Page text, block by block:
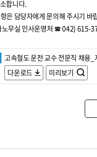
합니다.
은 담당자에게 문의해 주시기 바
노무실 인사운영처 ☎ 042) 615-
고속철도 운전 교수 전문직 채용
다운로드
미리보기